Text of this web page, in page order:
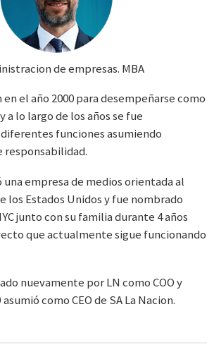
de empresas. MBA
en el año 2000 para desempeñarse como
a lo largo de los años se fue
funciones asumiendo
una empresa de medios orientada al
los Estados Unidos y fue nombrado
junto con su familia durante 4 años
que actualmente sigue funcionando
nuevamente por LN como COO y
como CEO de SA La Nacion.